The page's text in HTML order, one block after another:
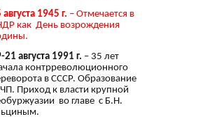
августа 1945 г. – Отмечается в
как День возрождения
21 августа 1991 г. – 35 лет
контрреволюционного
в СССР. Образование
Приход к власти крупной
во главе с Б.Н.